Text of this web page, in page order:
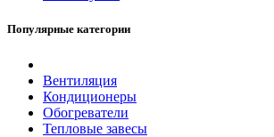
Популярные категории
Вентиляция
Кондиционеры
Обогреватели
Тепловые завесы